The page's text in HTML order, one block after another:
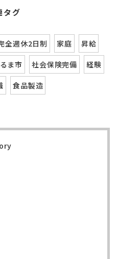
タグ
全週休2日制 家庭 昇給
ま市 社会保険完備 経験
食品製造